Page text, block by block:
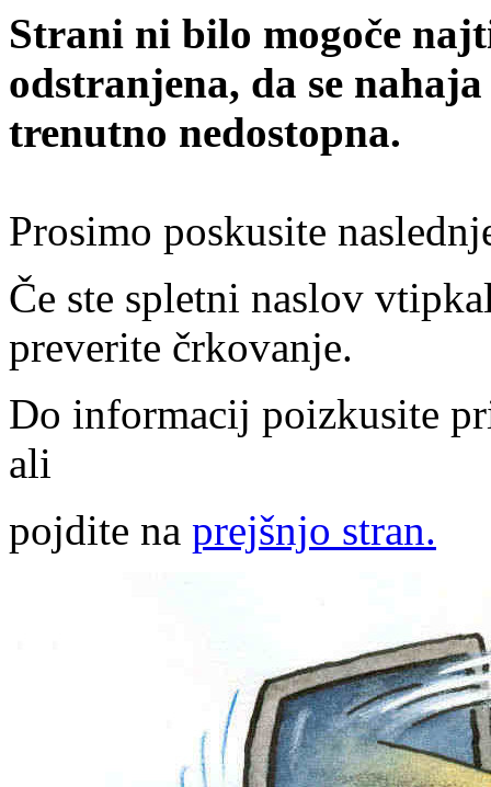
Strani ni bilo mogoče
odstranjena, da se
trenutno nedostopna.
Prosimo poskusite
Če ste spletni naslov
preverite črkovanje.
Do informacij poizkusite
ali
pojdite na prejšnjo stran.